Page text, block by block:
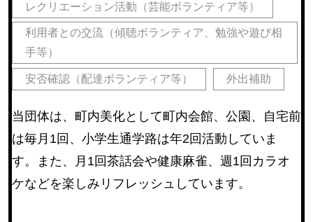
レクリエーション活動（芸能ボランティア等）
利用者との交流（傾聴ボランティア、勉強や遊び相
手等）
安否確認（配達ボランティア等） 外出補助
当団体は、町内美化として町内会館、公園、自宅前
は毎月1回、小学生通学路は年2回活動していま
す。また、月1回茶話会や健康麻雀、週1回カラオ
ケなどを楽しみリフレッシュしています。